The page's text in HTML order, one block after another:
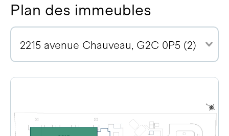
Plan des immeubles
2215 avenue Chauveau, G2C 0P5 (2)